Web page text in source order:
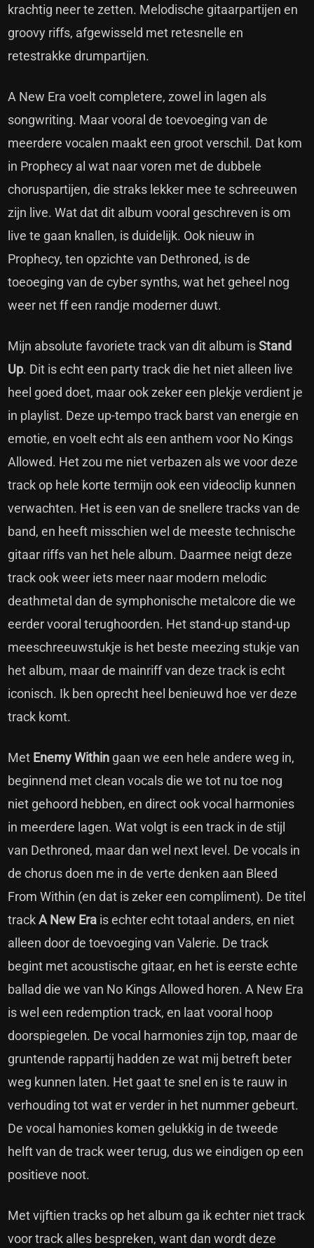
krachtig neer te zetten. Melodische gitaarpartijen en
groovy riffs, afgewisseld met retesnelle en
retestrakke drumpartijen.
A New Era voelt completere, zowel in lagen als
songwriting. Maar vooral de toevoeging van de
meerdere vocalen maakt een groot verschil. Dat kom
in Prophecy al wat naar voren met de dubbele
choruspartijen, die straks lekker mee te schreeuwen
zijn live. Wat dat dit album vooral geschreven is om
live te gaan knallen, is duidelijk. Ook nieuw in
Prophecy, ten opzichte van Dethroned, is de
toeoeging van de cyber synths, wat het geheel nog
weer net ff een randje moderner duwt.
Mijn absolute favoriete track van dit album isStand
Up. Dit is echt een party track die het niet alleen live
heel goed doet, maar ook zeker een plekje verdient je
in playlist. Deze up-tempo track barst van energie en
emotie, en voelt echt als een anthem voor No Kings
Allowed. Het zou me niet verbazen als we voor deze
track op hele korte termijn ook een videoclip kunnen
verwachten. Het is een van de snellere tracks van de
band, en heeft misschien wel de meeste technische
gitaar riffs van het hele album. Daarmee neigt deze
track ook weer iets meer naar modern melodic
deathmetal dan de symphonische metalcore die we
eerder vooral terughoorden. Het stand-up stand-up
meeschreeuwstukje is het beste meezing stukje van
het album, maar de mainriff van deze track is echt
iconisch. Ik ben oprecht heel benieuwd hoe ver deze
track komt.
Met Enemy Within gaan we een hele andere weg in,
beginnend met clean vocals die we tot nu toe nog
niet gehoord hebben, en direct ook vocal harmonies
in meerdere lagen. Wat volgt is een track in de stijl
van Dethroned, maar dan wel next level. De vocals in
de chorus doen me in de verte denken aan Bleed
From Within (en dat is zeker een compliment). De titel
trackA New Era is echter echt totaal anders, en niet
alleen door de toevoeging van Valerie. De track
begint met acoustische gitaar, en het is eerste echte
ballad die we van No Kings Allowed horen. A New Era
is wel een redemption track, en laat vooral hoop
doorspiegelen. De vocal harmonies zijn top, maar de
gruntende rappartij hadden ze wat mij betreft beter
weg kunnen laten. Het gaat te snel en is te rauw in
verhouding tot wat er verder in het nummer gebeurt.
De vocal hamonies komen gelukkig in de tweede
helft van de track weer terug, dus we eindigen op een
positieve noot.
Met vijftien tracks op het album ga ik echter niet track
voor track alles bespreken, want dan wordt deze